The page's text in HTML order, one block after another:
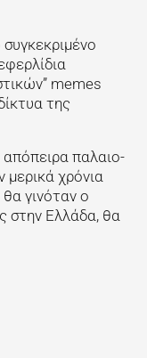
memes
της
παλαιο-
μερικά χρόνια
γινόταν ο
στην Ελλάδα, θα